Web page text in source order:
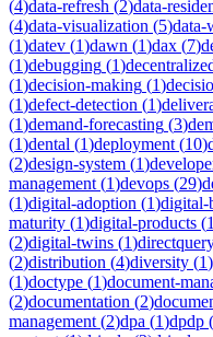
(4)data-refresh (2)data-
(4)data-visualization (5)data-
(1)datev (1)dawn (1)dax (7)
(1)debugging (1)
(1)decision-making (1)
(1)defect-detection (1)
(1)demand-forecasting (3)
(1)dental (1)deployment (10)
(2)design-system (1)
management (1)devops (29)
(1)digital-adoption (1)digital-
maturity (1)digital-products (1
(2)digital-twins (1)
(2)distribution (4)diversity (1)
(1)doctype (1)document-
(2)documentation (2)
management (2)dpa (1)dpdp (